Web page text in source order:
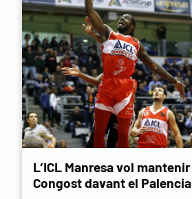
L’ICL Manresa vol
Congost davant el Palencia